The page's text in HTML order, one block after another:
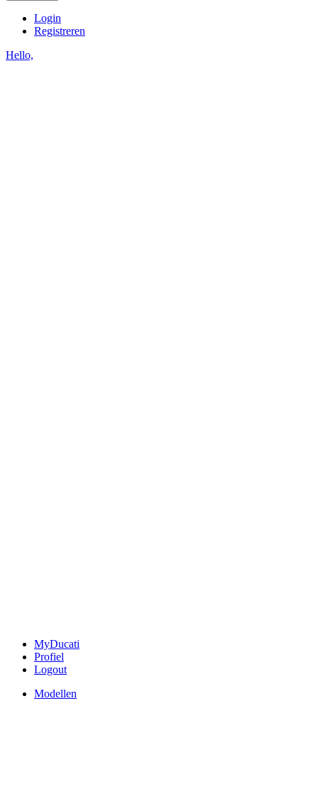
Login
Registreren
Hello,
MyDucati
Profiel
Logout
Modellen